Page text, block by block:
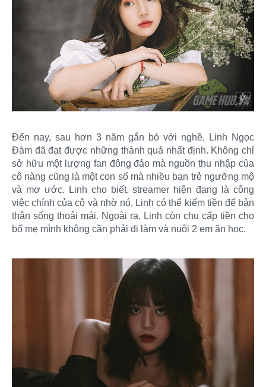
Đến nay, sau hơn 3 năm gắn bó với nghề, Linh Ngọc
Đàm đã đạt được những thành quả nhất định. Không chỉ
sở hữu một lượng fan đông đảo mà nguồn thu nhập của
cô nàng cũng là một con số mà nhiều bạn trẻ ngưỡng mộ
và mơ ước. Linh cho biết, streamer hiện đang là công
việc chính của cô và nhờ nó, Linh có thể kiếm tiền để bản
thân sống thoải mái. Ngoài ra, Linh còn chu cấp tiền cho
bố mẹ mình không cần phải đi làm và nuôi 2 em ăn học.